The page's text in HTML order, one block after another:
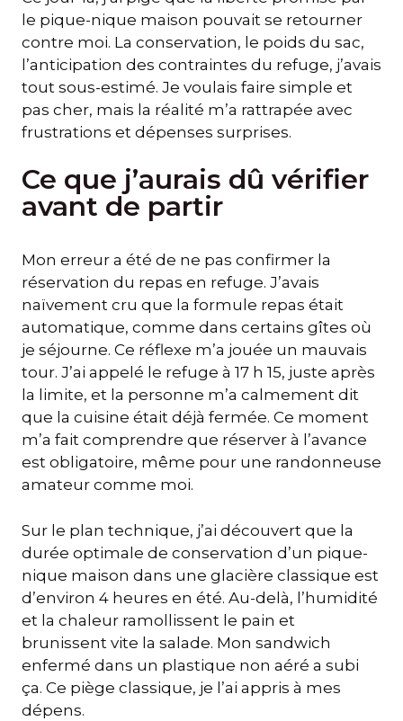
le pique-nique maison pouvait se retourner
contre moi. La conservation, le poids du sac,
l’anticipation des contraintes du refuge, j’avais
tout sous-estimé. Je voulais faire simple et
pas cher, mais la réalité m’a rattrapée avec
frustrations et dépenses surprises.
Ce que j’aurais dû vérifier
avant de partir
Mon erreur a été de ne pas confirmer la
réservation du repas en refuge. J’avais
naïvement cru que la formule repas était
automatique, comme dans certains gîtes où
je séjourne. Ce réflexe m’a jouée un mauvais
tour. J’ai appelé le refuge à 17 h 15, juste après
la limite, et la personne m’a calmement dit
que la cuisine était déjà fermée. Ce moment
m’a fait comprendre que réserver à l’avance
est obligatoire, même pour une randonneuse
amateur comme moi.
Sur le plan technique, j’ai découvert que la
durée optimale de conservation d’un pique-
nique maison dans une glacière classique est
d’environ 4 heures en été. Au-delà, l’humidité
et la chaleur ramollissent le pain et
brunissent vite la salade. Mon sandwich
enfermé dans un plastique non aéré a subi
ça. Ce piège classique, je l’ai appris à mes
dépens.